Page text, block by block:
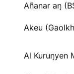
Añanar aŋ
Akeu
Al Kuruŋyen